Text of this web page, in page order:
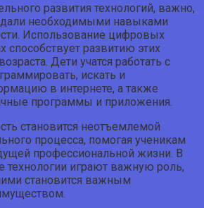
развития технологий, важно,
необходимыми навыками
Использование цифровых
способствует развитию этих
Дети учатся работать с
искать и
в интернете, а также
программы и приложения.
становится неотъемлемой
процесса, помогая ученикам
профессиональной жизни. В
играют важную роль,
становится важным